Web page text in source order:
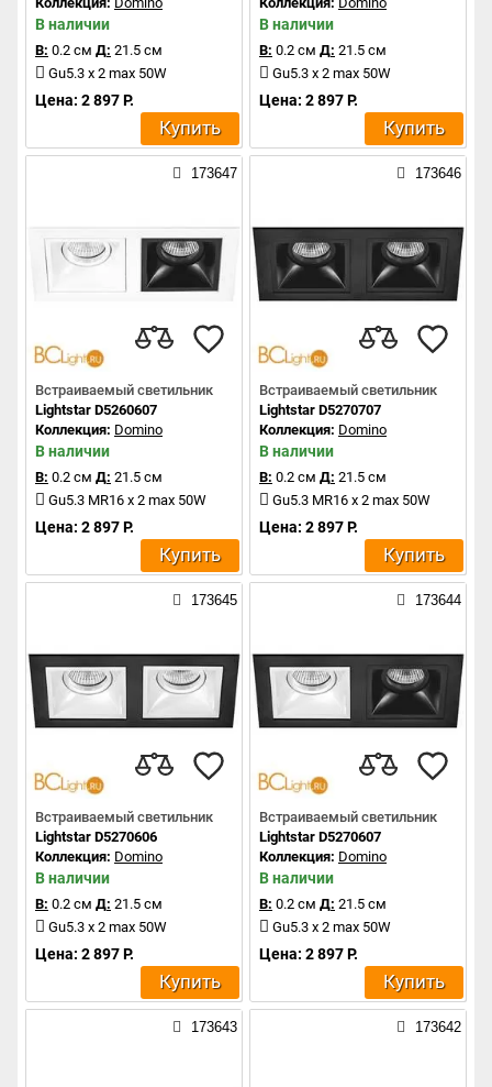
В наличии
В: 0.2 см Д: 21.5 см
Gu5.3 x 2 max 50W
Цена: 2 897 Р.
Купить
В наличии
В: 0.2 см Д: 21.5 см
Gu5.3 x 2 max 50W
Цена: 2 897 Р.
Купить
173647
Встраиваемый светильник
Lightstar D5260607
Коллекция: Domino
В наличии
В: 0.2 см Д: 21.5 см
Gu5.3 MR16 x 2 max 50W
Цена: 2 897 Р.
Купить
173646
Встраиваемый светильник
Lightstar D5270707
Коллекция: Domino
В наличии
В: 0.2 см Д: 21.5 см
Gu5.3 MR16 x 2 max 50W
Цена: 2 897 Р.
Купить
173645
Встраиваемый светильник
Lightstar D5270606
Коллекция: Domino
В наличии
В: 0.2 см Д: 21.5 см
Gu5.3 x 2 max 50W
Цена: 2 897 Р.
Купить
173644
Встраиваемый светильник
Lightstar D5270607
Коллекция: Domino
В наличии
В: 0.2 см Д: 21.5 см
Gu5.3 x 2 max 50W
Цена: 2 897 Р.
Купить
173643 173642